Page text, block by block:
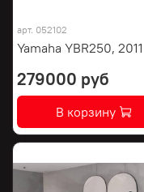
арт. 052102
Yamaha YBR250, 2011
279000 руб
В корзину